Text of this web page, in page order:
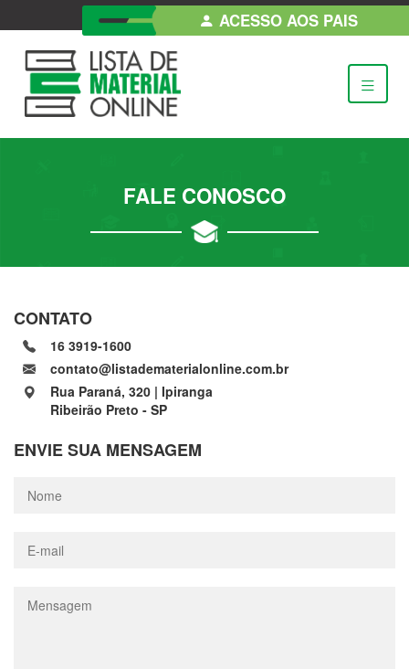
ACESSO AOS PAIS
FALE CONOSCO
CONTATO
16 3919-1600
contato@listadematerialonline.com.br
Rua Paraná, 320 | Ipiranga
Ribeirão Preto - SP
ENVIE SUA MENSAGEM